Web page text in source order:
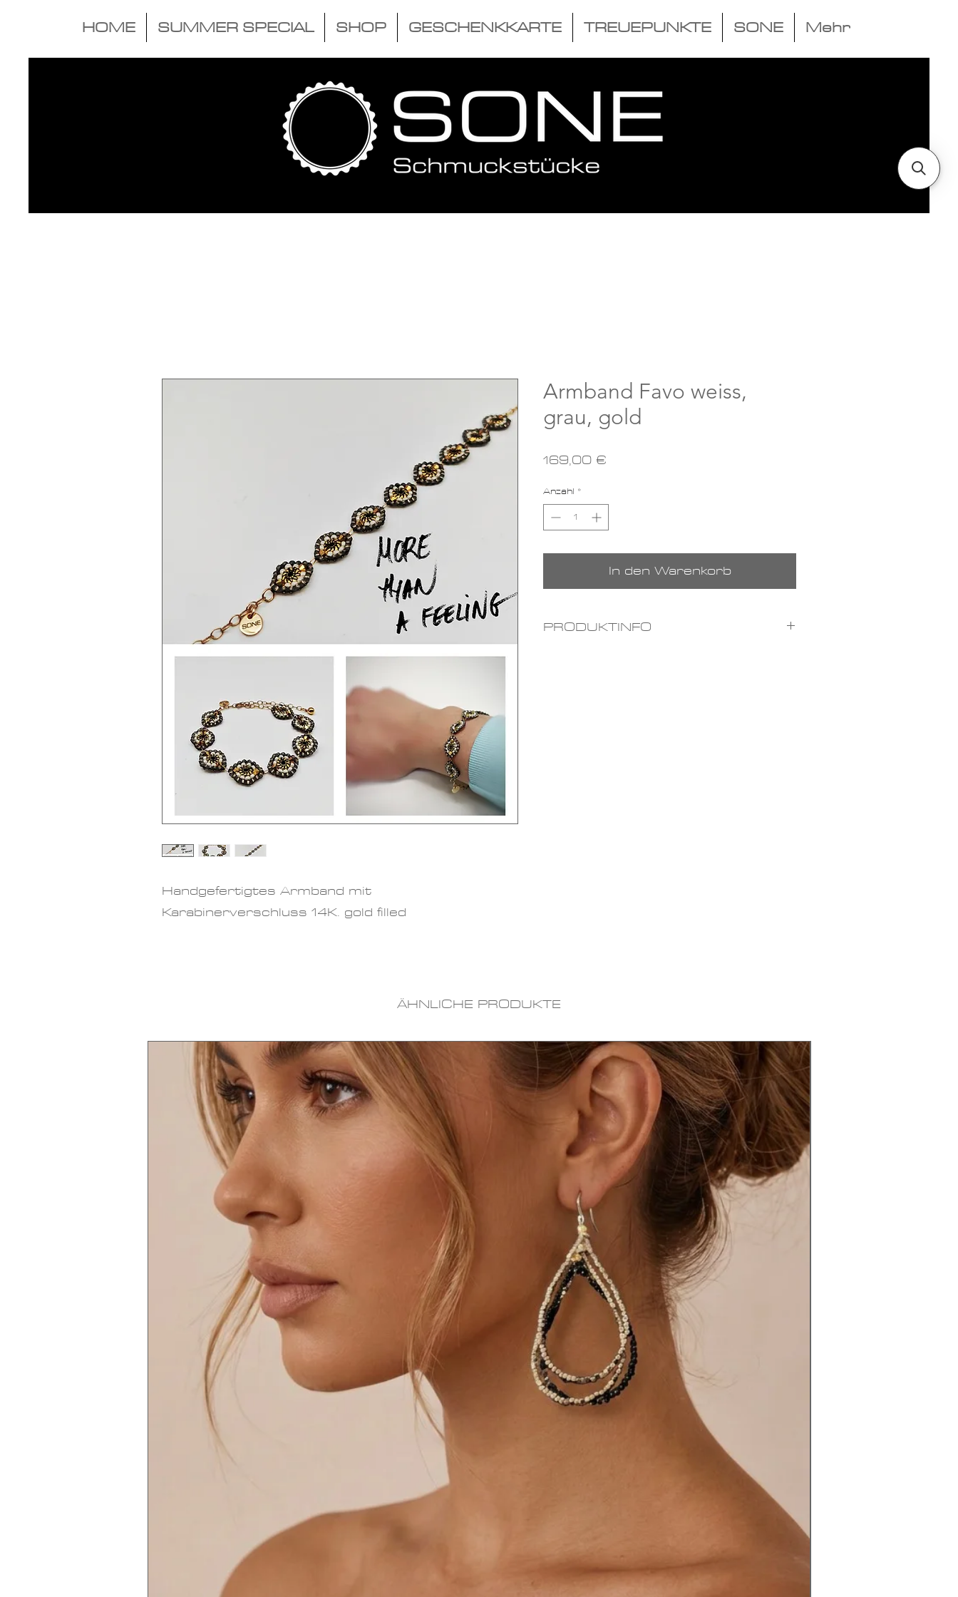
HOME SUMMER SPECIAL SHOP GESCHENKKARTE TREUEPUNKTE SONE Mehr
Handgefertigtes Armband mit
Karabinerverschluss 14K. gold filled
Armband Favo weiss,
grau, gold
169,00 €
Anzahl *
In den Warenkorb
PRODUKTINFO
ÄHNLICHE PRODUKTE